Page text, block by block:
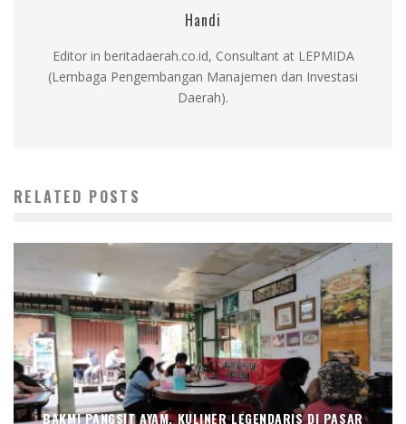
Handi
Editor in beritadaerah.co.id, Consultant at LEPMIDA
(Lembaga Pengembangan Manajemen dan Investasi
Daerah).
RELATED POSTS
BAKMI PANGSIT AYAM, KULINER LEGENDARIS DI PASAR